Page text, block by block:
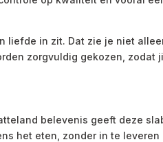
liefde in zit. Dat zie je niet
zorgvuldig gekozen, zodat
belevenis geeft deze
het eten, zonder in te leveren